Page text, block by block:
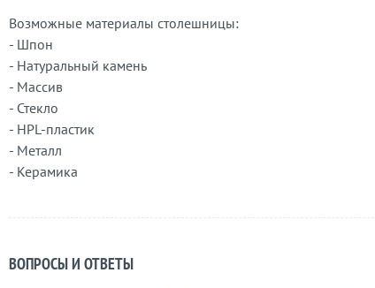
Возможные материалы столешницы:
- Шпон
- Натуральный камень
- Массив
- Стекло
- HPL-пластик
- Металл
- Керамика
ВОПРОСЫ И ОТВЕТЫ